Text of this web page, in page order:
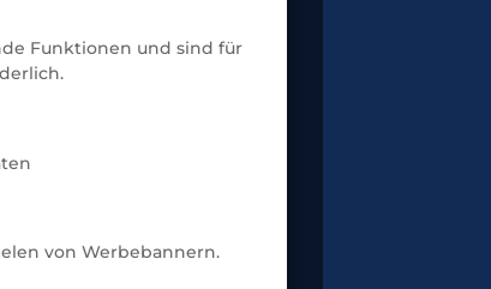
Funktionen und sind für
von Werbebannern.